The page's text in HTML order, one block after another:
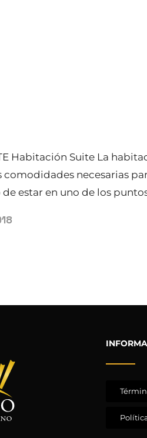
Habitación Suite La
comodidades necesarias
estar en uno de los